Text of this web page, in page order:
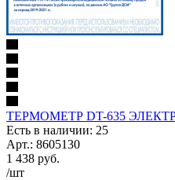
ТЕРМОМЕТР DT-635
Есть в наличии: 25
Арт.: 8605130
1 438 руб.
/шт